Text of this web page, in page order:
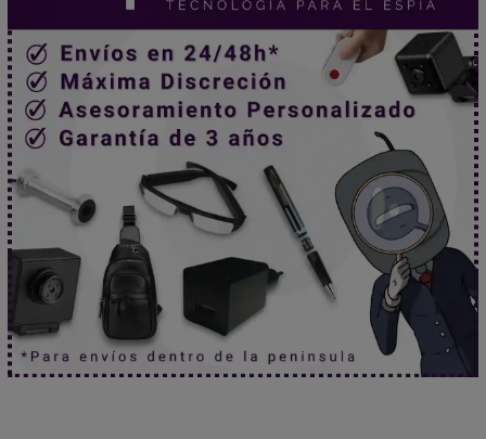
Más seguridad para ti: 3 años de garantía.
Algunas imágenes lo cambian todo.
Haz clic aquí.
Mira sin ser visto.Haz clic aquí.
Que no se te escape nada.Haz clic aquí.
Aprueba cualquier examen.
Haz clic aquí.
Tamaño mini. Prestaciones de gigante.
Haz clic aquí.
¿Te están espiando?Haz clic aquí.
La ubicación nunca miente.
Haz clic aquí.
¿Necesitas asesoramiento especializado?
Habla ahoracon nuestros expertos.